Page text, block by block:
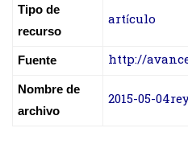
Tipo de
recurso
artículo
Fuente http://
Nombre de
archivo
2015-05-